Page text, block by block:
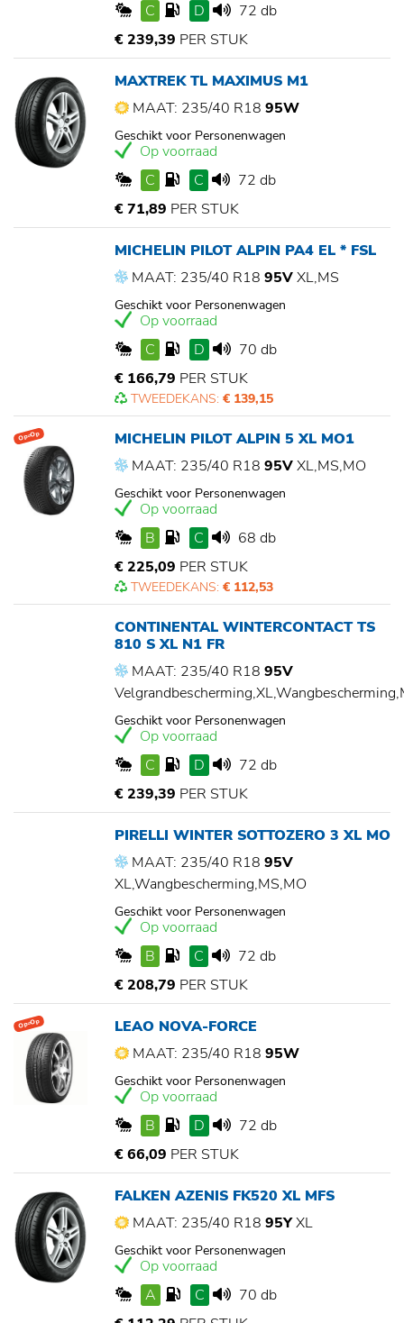
C
D
72 db
€ 239,39 PER STUK
MAXTREK TL MAXIMUS M1
MAAT: 235/40 R18 95W
Geschikt voor Personenwagen
Op voorraad
C
C
72 db
€ 71,89 PER STUK
MICHELIN PILOT ALPIN PA4 EL * FSL
MAAT: 235/40 R18 95VXL,MS
Geschikt voor Personenwagen
Op voorraad
C
D
70 db
€ 166,79 PER STUK
TWEEDEKANS: € 139,15
Op=Op
MICHELIN PILOT ALPIN 5 XL MO1
MAAT: 235/40 R18 95VXL,MS,MO
Geschikt voor Personenwagen
Op voorraad
B
C
68 db
€ 225,09 PER STUK
TWEEDEKANS: € 112,53
CONTINENTAL WINTERCONTACT TS
810 S XL N1 FR
MAAT: 235/40 R18 95V
Geschikt voor Personenwagen
Op voorraad
C
D
72 db
€ 239,39 PER STUK
PIRELLI WINTER SOTTOZERO 3 XL MO
MAAT: 235/40 R18 95V
XL,Wangbescherming,MS,MO
Geschikt voor Personenwagen
Op voorraad
B
C
72 db
€ 208,79 PER STUK
Op=Op
LEAO NOVA-FORCE
MAAT: 235/40 R18 95W
Geschikt voor Personenwagen
Op voorraad
B
D
72 db
€ 66,09 PER STUK
FALKEN AZENIS FK520 XL MFS
MAAT: 235/40 R18 95YXL
Geschikt voor Personenwagen
Op voorraad
A
C
70 db